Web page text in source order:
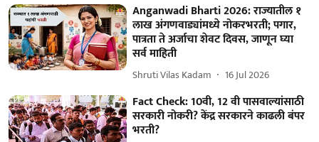
Anganwadi Bharti 2026: राज्यातील १
लाख अंगणवाड्यांमध्ये नोकरभरती; पगार,
पात्रता ते अर्जाचा शेवट दिवस, जाणून घ्या
सर्व माहिती
Shruti Vilas Kadam 16 Jul 2026
Fact Check: 10वी, 12 वी पासवाल्यांसाठी
सरकारी नोकरी? केंद्र सरकारने काढली बंपर
भरती?